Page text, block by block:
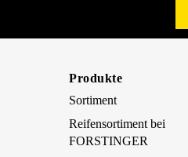
Produkte
Sortiment
Reifensortiment bei
FORSTINGER